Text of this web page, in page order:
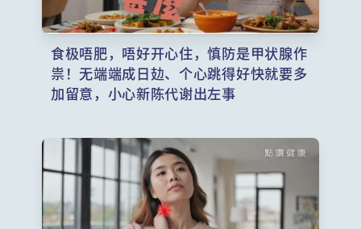
食极唔肥，唔好开心住，慎防是甲状腺作
祟！无端端成日攰、个心跳得好快就要多
加留意，小心新陈代谢出左事